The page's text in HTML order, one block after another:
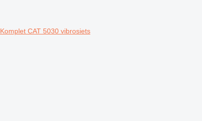
Komplet CAT 5030 vibrosiets